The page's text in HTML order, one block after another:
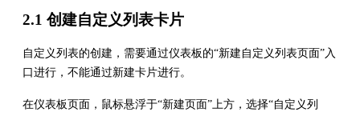
2.1 创建自定义列表卡片
自定义列表的创建，需要通过仪表板的“新建自定义列表页面”入
口进行，不能通过新建卡片进行。
在仪表板页面，鼠标悬浮于“新建页面”上方，选择“自定义列